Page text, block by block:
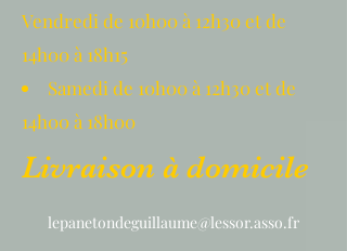
Vendredi de 10h00 à 12h30 et de
14h00 à 18h15
Samedi de 10h00 à 12h30 et de
14h00 à 18h00
Livraison à domicile
lepanetondeguillaume@lessor.asso.fr